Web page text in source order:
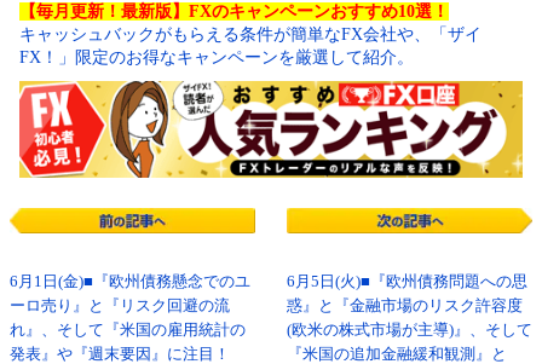
【毎月更新！最新版】FXのキャンペーンおすすめ10選！
キャッシュバックがもらえる条件が簡単なFX会社や、「ザイ
FX！」限定のお得なキャンペーンを厳選して紹介。
6月1日(金)■『欧州債務懸念でのユ
ーロ売り』と『リスク回避の流
れ』、そして『米国の雇用統計の
発表』や『週末要因』に注目！
6月5日(火)■『欧州債務問題への思
惑』と『金融市場のリスク許容度
(欧米の株式市場が主導)』、そして
『米国の追加金融緩和観測』と